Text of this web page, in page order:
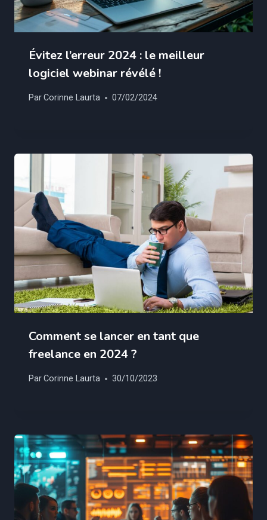
Évitez l’erreur 2024 : le meilleur
logiciel webinar révélé !
ParCorinne Laurta 07/02/2024
Comment se lancer en tant que
freelance en 2024 ?
ParCorinne Laurta 30/10/2023